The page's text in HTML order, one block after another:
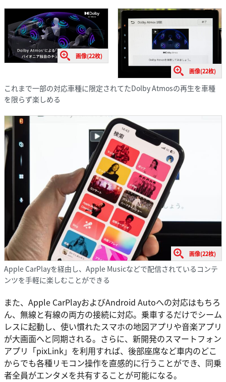
画像(22枚)
画像(22枚)
これまで一部の対応車種に限定されてたDolby Atmosの再生を車種
を限らず楽しめる
画像(22枚)
Apple CarPlayを経由し、Apple Musicなどで配信されているコンテ
ンツを手軽に楽しむことができる
また、Apple CarPlayおよびAndroid Autoへの対応はもちろ
ん、無線と有線の両方の接続に対応。乗車するだけでシーム
レスに起動し、使い慣れたスマホの地図アプリや音楽アプリ
が大画面へと同期される。さらに、新開発のスマートフォン
アプリ「pixLink」を利用すれば、後部座席など車内のどこ
からでも各種リモコン操作を直感的に行うことができ、同乗
者全員がエンタメを共有することが可能になる。